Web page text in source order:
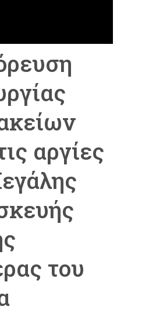
αργίες
του